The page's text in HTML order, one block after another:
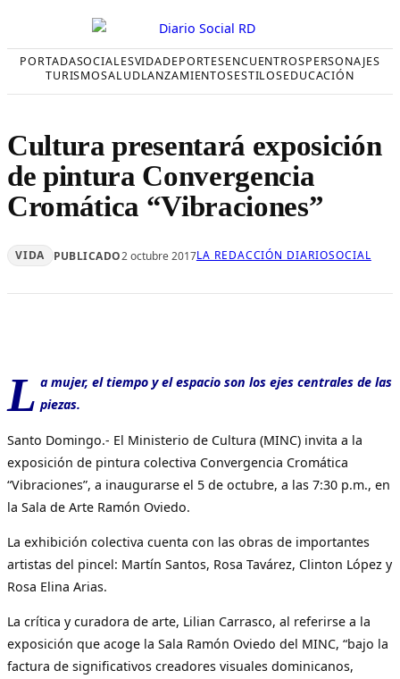
contenido
PORTADASOCIALESVIDADEPORTESENCUENTROSPERSONAJES
TURISMOSALUDLANZAMIENTOSESTILOSEDUCACIÓN
Cultura presentará exposición
de pintura Convergencia
Cromática “Vibraciones”
VIDA PUBLICADO2 octubre 2017LA REDACCIÓN DIARIOSOCIAL
L a mujer, el tiempo y el espacio son los ejes centrales de las
piezas.
Santo Domingo.- El Ministerio de Cultura (MINC) invita a la
exposición de pintura colectiva Convergencia Cromática
“Vibraciones”, a inaugurarse el 5 de octubre, a las 7:30 p.m., en
la Sala de Arte Ramón Oviedo.
La exhibición colectiva cuenta con las obras de importantes
artistas del pincel: Martín Santos, Rosa Tavárez, Clinton López y
Rosa Elina Arias.
La crítica y curadora de arte, Lilian Carrasco, al referirse a la
exposición que acoge la Sala Ramón Oviedo del MINC, “bajo la
factura de significativos creadores visuales dominicanos,